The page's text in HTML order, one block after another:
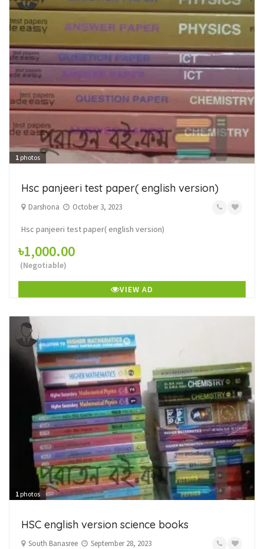
1 photos
Hsc panjeeri test paper( english version)
Darshona October 3, 2023
Hsc panjeeri test paper( english version)
৳1,000.00
(Negotiable)
VIEW AD
1 photos
HSC english version science books
South Banasree September 28, 2023